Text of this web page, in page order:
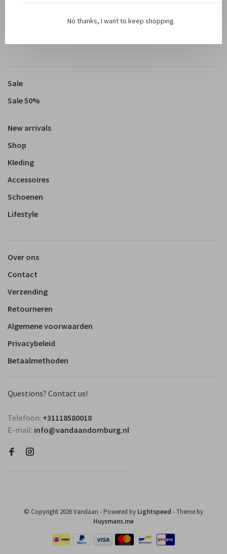
Sale
Sale 50%
New arrivals
Shop
Kleding
Accessoires
Schoenen
Lifestyle
Over ons
Contact
Verzending
Retourneren
Algemene voorwaarden
Privacybeleid
Betaalmethoden
Questions? Contact us!
Telefoon: +31118580018
E-mail: info@vandaandomburg.nl
© Copyright 2026 Vandaan - Powered by Lightspeed - Theme by
Huysmans.me
No thanks, I want to keep shopping.